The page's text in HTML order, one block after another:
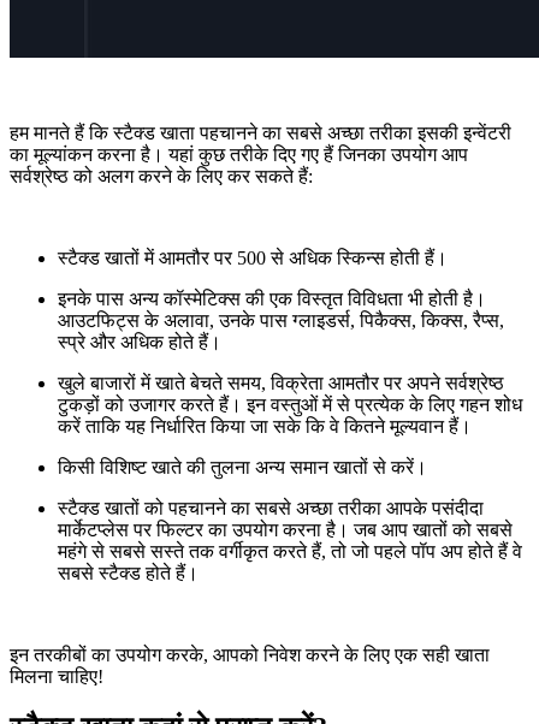
हम मानते हैं कि स्टैक्ड खाता पहचानने का सबसे अच्छा तरीका इसकी इन्वेंटरी
का मूल्यांकन करना है। यहां कुछ तरीके दिए गए हैं जिनका उपयोग आप
सर्वश्रेष्ठ को अलग करने के लिए कर सकते हैं:
स्टैक्ड खातों में आमतौर पर 500 से अधिक स्किन्स होती हैं।
इनके पास अन्य कॉस्मेटिक्स की एक विस्तृत विविधता भी होती है।
आउटफिट्स के अलावा, उनके पास ग्लाइडर्स, पिकैक्स, किक्स, रैप्स,
स्प्रे और अधिक होते हैं।
खुले बाजारों में खाते बेचते समय, विक्रेता आमतौर पर अपने सर्वश्रेष्ठ
टुकड़ों को उजागर करते हैं। इन वस्तुओं में से प्रत्येक के लिए गहन शोध
करें ताकि यह निर्धारित किया जा सके कि वे कितने मूल्यवान हैं।
किसी विशिष्ट खाते की तुलना अन्य समान खातों से करें।
स्टैक्ड खातों को पहचानने का सबसे अच्छा तरीका आपके पसंदीदा
मार्केटप्लेस पर फिल्टर का उपयोग करना है। जब आप खातों को सबसे
महंगे से सबसे सस्ते तक वर्गीकृत करते हैं, तो जो पहले पॉप अप होते हैं वे
सबसे स्टैक्ड होते हैं।
इन तरकीबों का उपयोग करके, आपको निवेश करने के लिए एक सही खाता
मिलना चाहिए!